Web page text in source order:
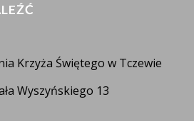
Krzyża Świętego w Tczewie
Wyszyńskiego 13